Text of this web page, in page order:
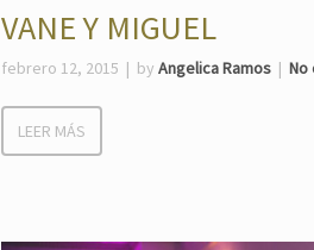
VANE Y MIGUEL
febrero 12, 2015 by Angelica Ramos No
LEER MÁS